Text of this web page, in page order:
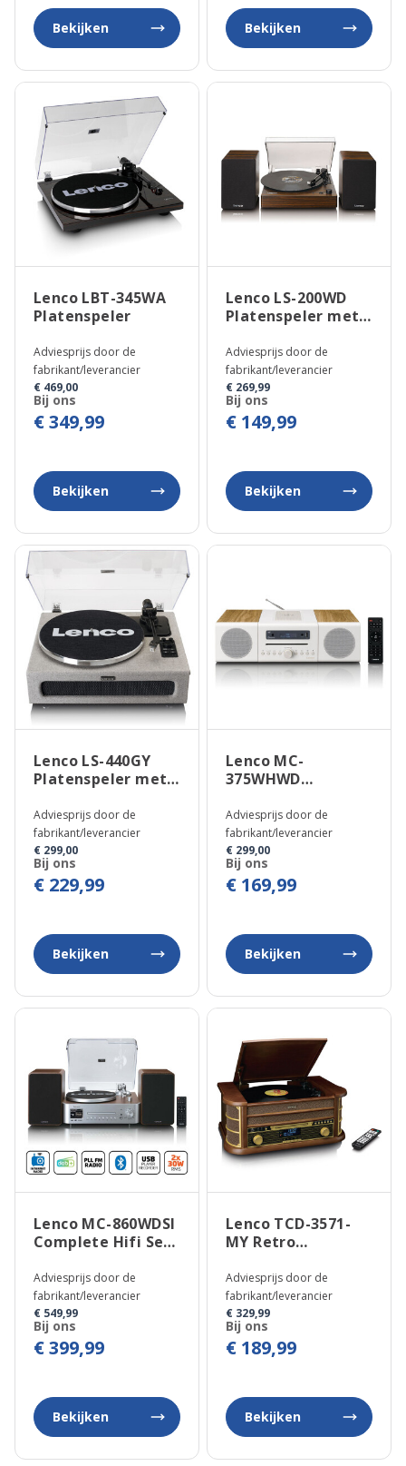
Bekijken Bekijken
Lenco LBT-345WA
Platenspeler
Adviesprijs door de
fabrikant/leverancier
€ 469,00
Bij ons
€ 349,99
Bekijken
Lenco LS-200WD
Platenspeler met
Adviesprijs door de
fabrikant/leverancier
€ 269,99
Bij ons
€ 149,99
Bekijken
Lenco LS-440GY
Platenspeler met
Adviesprijs door de
fabrikant/leverancier
€ 299,00
Bij ons
€ 229,99
Bekijken
Lenco MC-
375WHWD
Adviesprijs door de
fabrikant/leverancier
€ 299,00
Bij ons
€ 169,99
Bekijken
Lenco MC-860WDSI
Complete Hifi Set
Adviesprijs door de
fabrikant/leverancier
€ 549,99
Bij ons
€ 399,99
Bekijken
Lenco TCD-3571-
MY Retro
Adviesprijs door de
fabrikant/leverancier
€ 329,99
Bij ons
€ 189,99
Bekijken